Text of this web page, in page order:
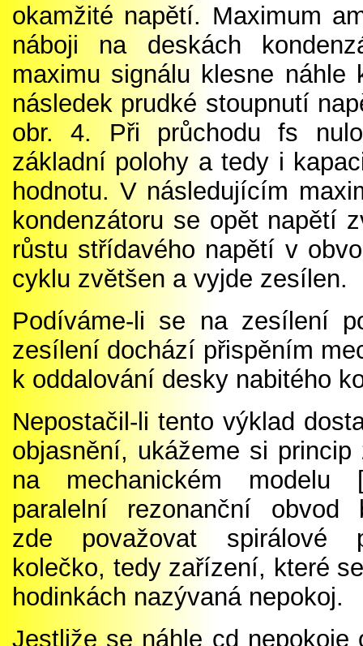
okamžité napětí. Maximum
náboji na deskách
maximu signálu klesne
následek prudké stoupnutí
obr. 4. Při průchodu fs
základní polohy a tedy i
hodnotu. V následujícím
kondenzátoru se opět napětí
růstu střídavého napětí v
cyklu zvětšen a vyjde zesílen.
Podíváme-li se na zesílení
zesílení dochází přispěním
k oddalování desky nabitého
Nepostačil-li tento výklad
objasnění, ukážeme si princip
na mechanickém modelu
paralelní rezonanční obvod
zde považovat spirálové
kolečko, tedy zařízení, které
hodinkách nazývaná nepokoj.
Jestliže se náhle cd nepokoje